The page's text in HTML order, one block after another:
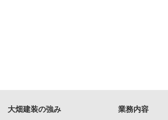
大畑建装の強み 業務内容